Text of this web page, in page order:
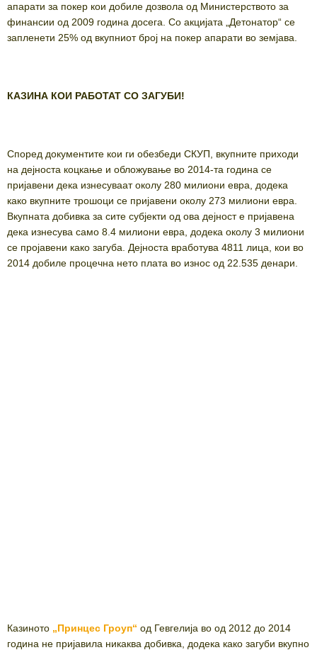
апарати за покер кои добиле дозвола од Министерството за
финансии од 2009 година досега. Со акцијата „Детонатор“ се
запленети 25% од вкупниот број на покер апарати во земјава.
КАЗИНА КОИ РАБОТАТ СО ЗАГУБИ!
Според документите кои ги обезбеди СКУП, вкупните приходи
на дејноста коцкање и обложување во 2014-та година се
пријавени дека изнесуваат околу 280 милиони евра, додека
како вкупните трошоци се пријавени околу 273 милиони евра.
Вкупната добивка за сите субјекти од ова дејност е пријавена
дека изнесува само 8.4 милиони евра, додека околу 3 милиони
се пројавени како загуба. Дејноста вработува 4811 лица, кои во
2014 добиле процечна нето плата во износ од 22.535 денари.
Казиното „Принцес Гроуп“ од Гевгелија во од 2012 до 2014
година не пријавила никаква добивка, додека како загуби вкупно